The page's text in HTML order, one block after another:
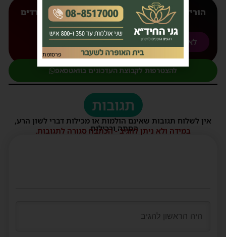
הורידו עכשיו את האפליקצייה המובילה של 'חרדים
אשדוד' אליכם לנייד
לאנדורואיד
לאפל
להצטרפות לקבוצת העדכונים בוואטסאפ
תגובות
אין לשלוח תגובות שאינם הולמות או מכילות דברי לשון הרע,
הסתה ורכילות.
במידה ולא ניתן להגיב - הכתבה סגורה לתגובות.
פרסומת